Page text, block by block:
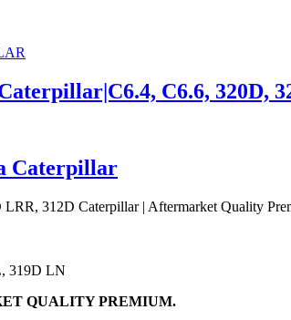
C6.6, 320D,
Caterpillar
LRR, 312D Caterpillar | Aftermarket Quality
319D LN
QUALITY PREMIUM.